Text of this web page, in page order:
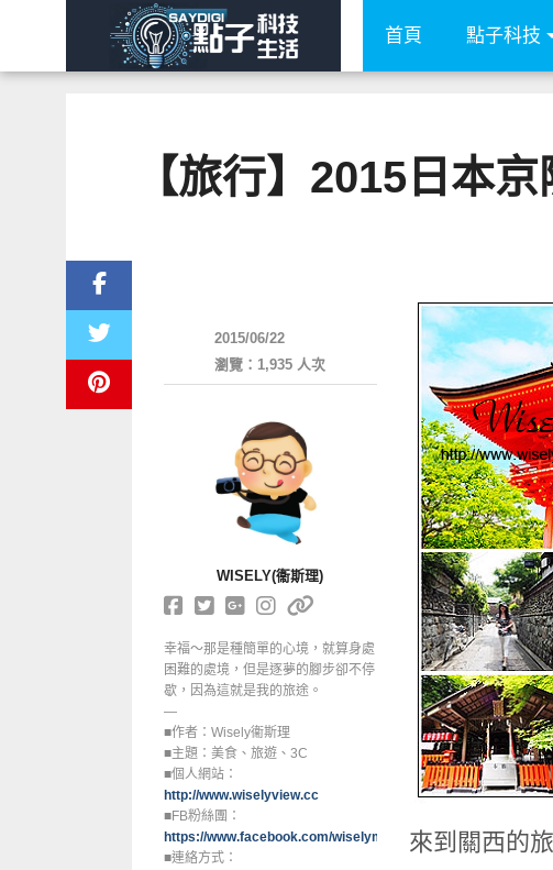
首頁 點子科技
【旅行】2015日本
來到關西的
2015/06/22
瀏覽：1,935 人次
WISELY(衞斯理)
幸福～那是種簡單的心境，就算身處
困難的處境，但是逐夢的腳步卻不停
歇，因為這就是我的旅途。
—
■作者：Wisely衞斯理
■主題：美食、旅遊、3C
■個人網站：
http://www.wiselyview.cc
■FB粉絲團：
https://www.facebook.com/wiselymood
■連絡方式：